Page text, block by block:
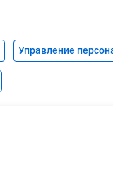
Управление